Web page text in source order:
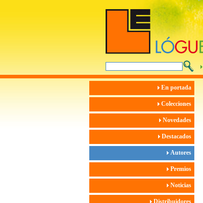
En portada
Colecciones
Novedades
Destacados
Autores
Premios
Noticias
Distribuidores